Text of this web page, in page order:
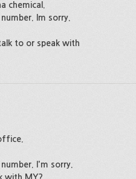
chemical.
Im sorry.
to or speak with
I'm sorry.
with MY?